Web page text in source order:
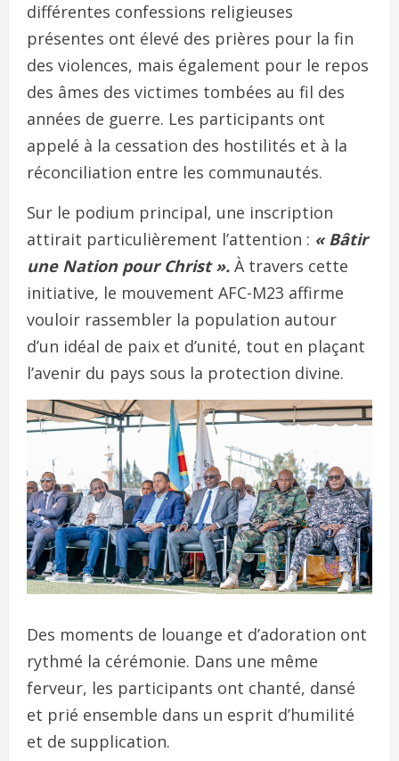
différentes confessions religieuses
présentes ont élevé des prières pour la fin
des violences, mais également pour le repos
des âmes des victimes tombées au fil des
années de guerre. Les participants ont
appelé à la cessation des hostilités et à la
réconciliation entre les communautés.
Sur le podium principal, une inscription
attirait particulièrement l’attention : « Bâtir
une Nation pour Christ ». À travers cette
initiative, le mouvement AFC-M23 affirme
vouloir rassembler la population autour
d’un idéal de paix et d’unité, tout en plaçant
l’avenir du pays sous la protection divine.
Des moments de louange et d’adoration ont
rythmé la cérémonie. Dans une même
ferveur, les participants ont chanté, dansé
et prié ensemble dans un esprit d’humilité
et de supplication.